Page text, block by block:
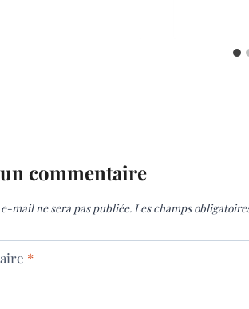
commentaire
mail ne sera pas publiée. Les champs
*